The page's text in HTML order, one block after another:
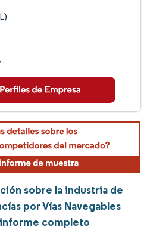
sobre la industria de
por Vías Navegables
completo